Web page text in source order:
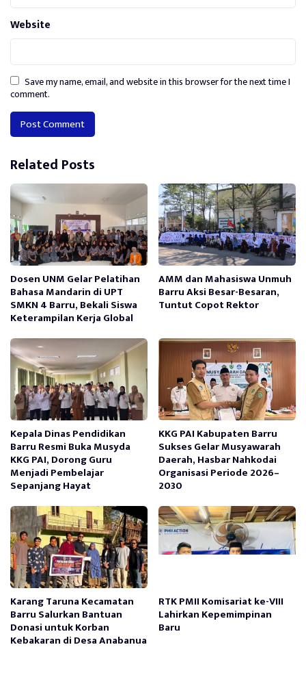
Website
Save my name, email, and website in this browser for the next time I
comment.
Alternative:
Related Posts
Dosen UNM Gelar Pelatihan
Bahasa Mandarin di UPT
SMKN 4 Barru, Bekali Siswa
Keterampilan Kerja Global
AMM dan Mahasiswa Unmuh
Barru Aksi Besar-Besaran,
Tuntut Copot Rektor
Kepala Dinas Pendidikan
Barru Resmi Buka Musyda
KKG PAI, Dorong Guru
Menjadi Pembelajar
Sepanjang Hayat
KKG PAI Kabupaten Barru
Sukses Gelar Musyawarah
Daerah, Hasbar Nahkodai
Organisasi Periode 2026–
2030
Karang Taruna Kecamatan
Barru Salurkan Bantuan
Donasi untuk Korban
Kebakaran di Desa Anabanua
RTK PMII Komisariat ke-VIII
Lahirkan Kepemimpinan
Baru